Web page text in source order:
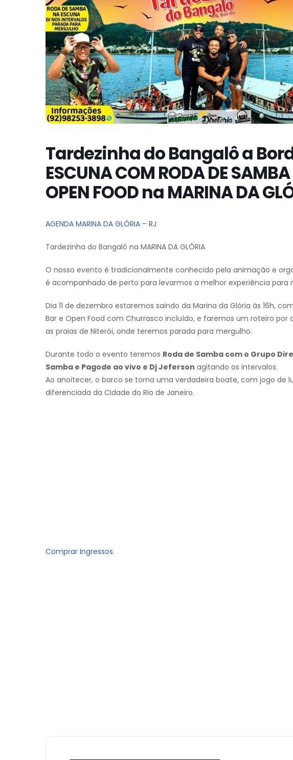
Tardezinha do Bangalô a
ESCUNA COM RODA DE
OPEN FOOD na MARINA DA
AGENDA MARINA DA GLÓRIA – RJ
Tardezinha do Bangalô na MARINA DA GLÓRIA
O nosso evento é tradicionalmente conhecido pela animação e
é acompanhado de perto para levarmos a melhor experiência para
Dia 11 de dezembro estaremos saindo da Marina da Glória às 16h,
Bar e Open Food com Churrasco incluído, e faremos um roteiro
as praias de Niterói, onde teremos parada para mergulho.
Durante todo o evento teremos Roda de Samba com o Grupo
Samba e Pagode ao vivo e Dj Jeferson agitando os intervalos.
Ao anoitecer, o barco se torna uma verdadeira boate, com jogo de
diferenciada da Cidade do Rio de Janeiro.
Comprar Ingressos.